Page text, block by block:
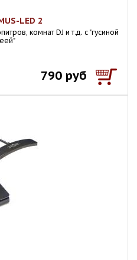
LED 2
комнат DJ и т.д. c "гусиной
790 руб